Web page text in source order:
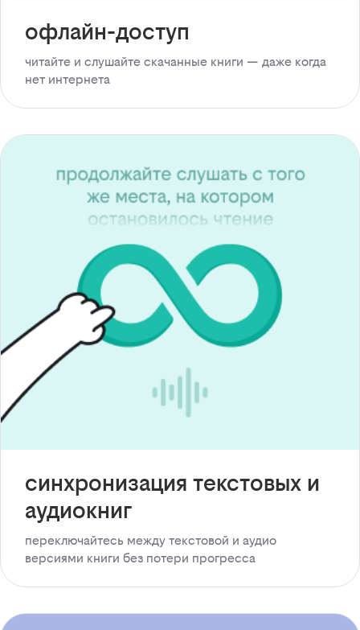
офлайн-доступ
читайте и слушайте скачанные книги — даже когда
нет интернета
синхронизация текстовых и
аудиокниг
переключайтесь между текстовой и аудио
версиями книги без потери прогресса